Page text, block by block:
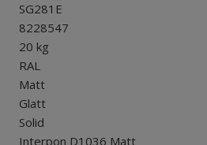
SG281E
8228547
20 kg
RAL
Matt
Glatt
Solid
Interpon D1036 Matt